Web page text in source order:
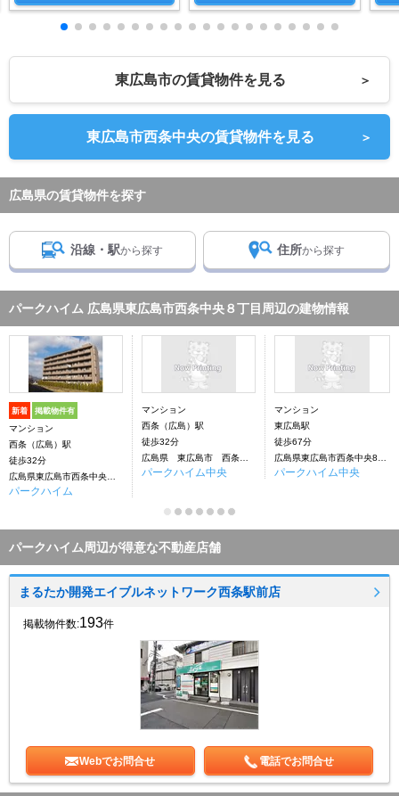
東広島市の賃貸物件を見る ＞
東広島市西条中央の賃貸物件を見る ＞
広島県の賃貸物件を探す
沿線・駅から探す 住所から探す
パークハイム 広島県東広島市西条中央８丁目周辺の建物情報
新着 掲載物件有
マンション
西条（広島）駅
徒歩32分
パークハイム
マンション
西条（広島）駅
徒歩32分
パークハイム中央
マンション
東広島駅
徒歩67分
パークハイム中央
パークハイム周辺が得意な不動産店舗
まるたか開発エイブルネットワーク西条駅前店
掲載物件数:193件
Webでお問合せ 電話でお問合せ